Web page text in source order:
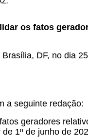
os fatos
DF, no dia
a seguinte redação:
geradores
de 1º de junho de